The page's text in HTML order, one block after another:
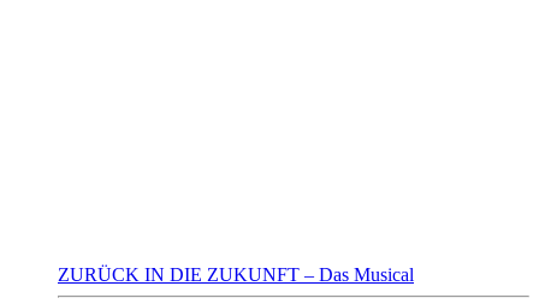
ZURÜCK IN DIE ZUKUNFT – Das Musical